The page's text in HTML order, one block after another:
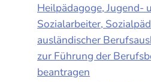
Heilpädagoge, Jugend-
Sozialarbeiter,
ausländischer
zur Führung der
beantragen